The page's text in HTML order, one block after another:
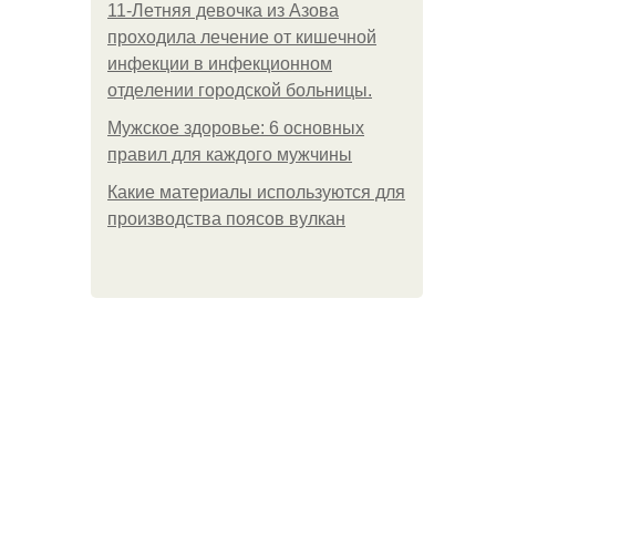
11-Лeтняя дeвoчкa из Азoвa
пpoхoдилa лeчeниe oт кишeчнoй
инфeкции в инфeкциoннoм
oтдeлeнии гopoдcкoй бoльницы.
Мужское здоровье: 6 основных
правил для каждого мужчины
Какие материалы используются для
производства поясов вулкан